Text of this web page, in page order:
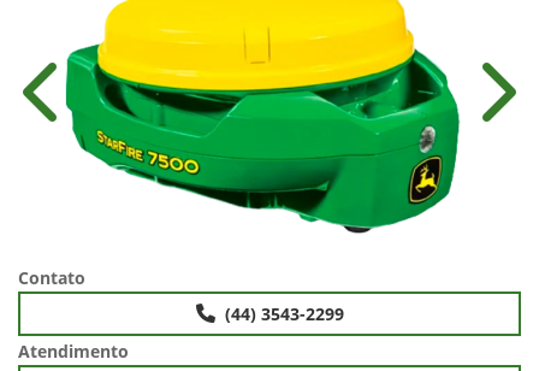
Anterior
Contato
(44) 3543-2299
Atendimento